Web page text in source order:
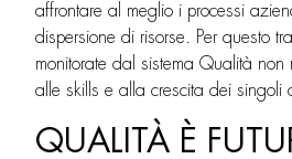
affrontare al meglio i processi
dispersione di risorse. Per questo
monitorate dal sistema Qualità
alle skills e alla crescita dei singoli
QUALITÀ È